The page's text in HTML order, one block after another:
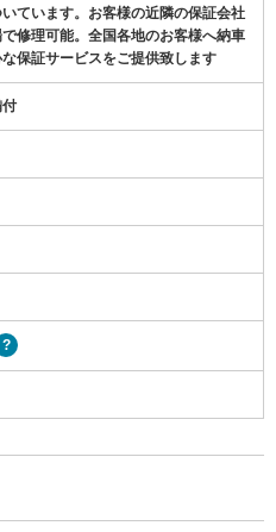
ています。お客様の近隣の保証会社
修理可能。全国各地のお客様へ納車
保証サービスをご提供致します